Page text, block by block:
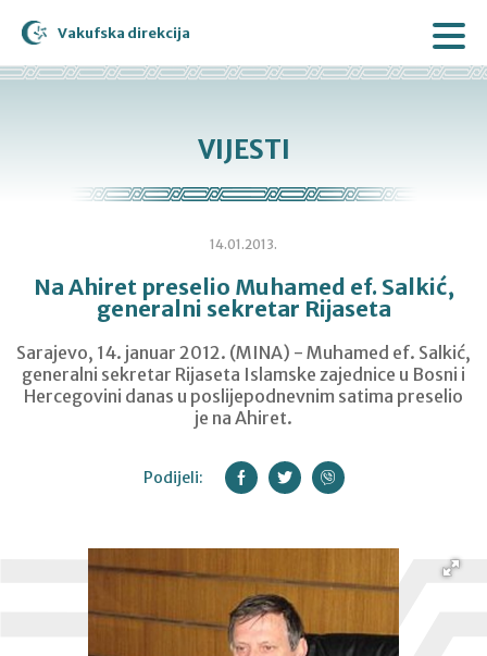
Vakufska direkcija
VIJESTI
14.01.2013.
Na Ahiret preselio Muhamed ef. Salkić,
generalni sekretar Rijaseta
Sarajevo, 14. januar 2012. (MINA) - Muhamed ef. Salkić,
generalni sekretar Rijaseta Islamske zajednice u Bosni i
Hercegovini danas u poslijepodnevnim satima preselio
je na Ahiret.
Podijeli: